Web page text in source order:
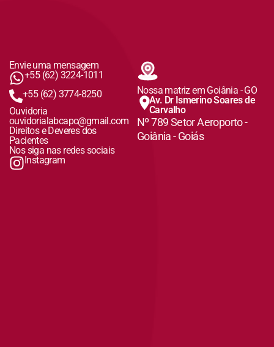
Envie uma mensagem
+55 (62) 3224-1011
+55 (62) 3774-8250
Ouvidoria
ouvidorialabcapc@gmail.com
Direitos e Deveres dos
Pacientes
Nos siga nas redes sociais
Instagram
Nossa matriz em Goiânia - GO
Av. Dr Ismerino Soares de
Carvalho
Nº 789 Setor Aeroporto -
Goiânia - Goiás